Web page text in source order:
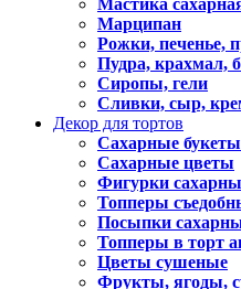
Мастика
Марципан
Рожки, печенье,
Пудра, крахмал,
Сиропы, гели
Сливки, сыр,
Декор для тортов
Сахарные букеты
Сахарные цветы
Фигурки
Топперы
Посыпки
Топперы в торт
Цветы сушеные
Фрукты, ягоды,